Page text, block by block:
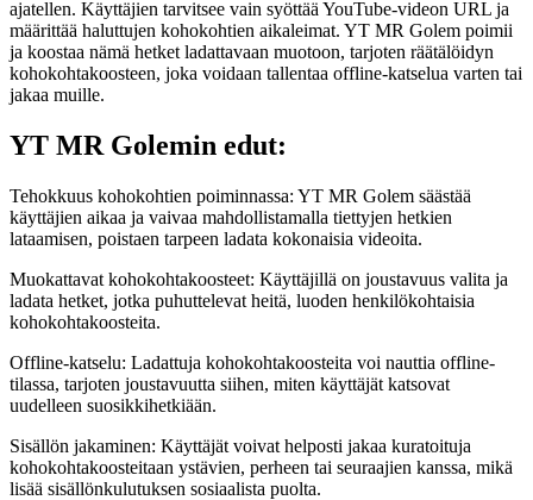
ajatellen. Käyttäjien tarvitsee vain syöttää YouTube-videon URL ja
määrittää haluttujen kohokohtien aikaleimat. YT MR Golem poimii
ja koostaa nämä hetket ladattavaan muotoon, tarjoten räätälöidyn
kohokohtakoosteen, joka voidaan tallentaa offline-katselua varten tai
jakaa muille.
YT MR Golemin edut:
Tehokkuus kohokohtien poiminnassa: YT MR Golem säästää
käyttäjien aikaa ja vaivaa mahdollistamalla tiettyjen hetkien
lataamisen, poistaen tarpeen ladata kokonaisia videoita.
Muokattavat kohokohtakoosteet: Käyttäjillä on joustavuus valita ja
ladata hetket, jotka puhuttelevat heitä, luoden henkilökohtaisia
kohokohtakoosteita.
Offline-katselu: Ladattuja kohokohtakoosteita voi nauttia offline-
tilassa, tarjoten joustavuutta siihen, miten käyttäjät katsovat
uudelleen suosikkihetkiään.
Sisällön jakaminen: Käyttäjät voivat helposti jakaa kuratoituja
kohokohtakoosteitaan ystävien, perheen tai seuraajien kanssa, mikä
lisää sisällönkulutuksen sosiaalista puolta.